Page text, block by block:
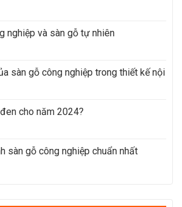
nghiệp và sàn gỗ tự nhiên
sàn gỗ công nghiệp trong thiết kế nội
cho năm 2024?
sàn gỗ công nghiệp chuẩn nhất